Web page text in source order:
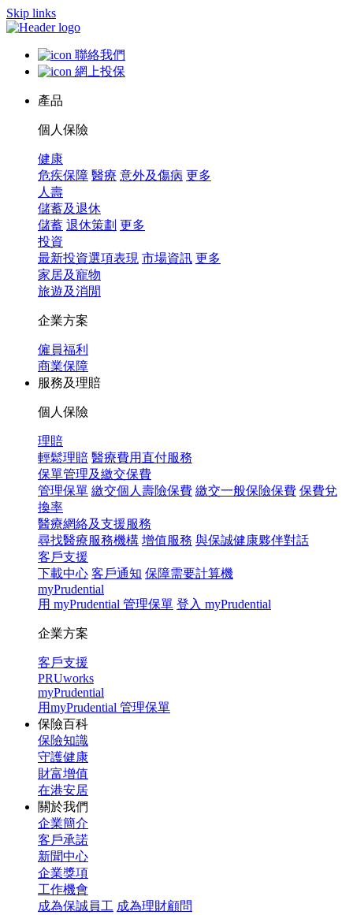
Skip links
聯絡我們
網上投保
產品
個人保險
健康
危疾保障 醫療 意外及傷病 更多
人壽
儲蓄及退休
儲蓄 退休策劃 更多
投資
最新投資選項表現 市場資訊 更多
家居及寵物
旅遊及消閒
企業方案
僱員福利
商業保障
服務及理賠
個人保險
理賠
輕鬆理賠 醫療費用直付服務
保單管理及繳交保費
管理保單 繳交個人壽險保費 繳交一般保險保費 保費兌
換率
醫療網絡及支援服務
尋找醫療服務機構 增值服務 與保誠健康夥伴對話
客戶支援
下載中心 客戶通知 保障需要計算機
myPrudential
用 myPrudential 管理保單 登入 myPrudential
企業方案
客戶支援
PRUworks
myPrudential
用myPrudential 管理保單
保險百科
保險知識
守護健康
財富增值
在港安居
關於我們
企業簡介
客戶承諾
新聞中心
企業獎項
工作機會
成為保誠員工 成為理財顧問